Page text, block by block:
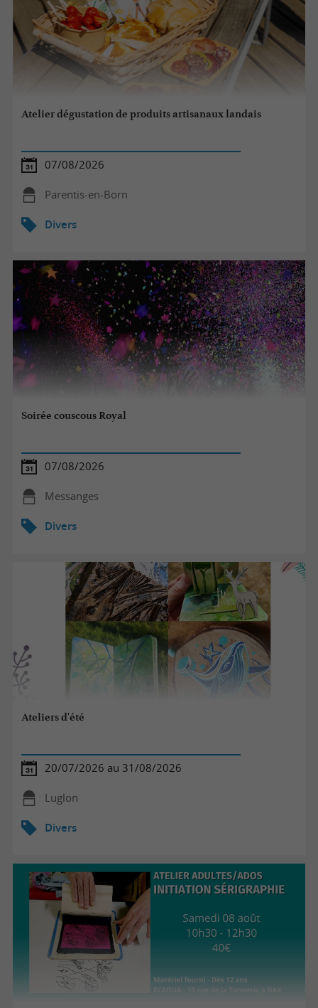
Atelier dégustation de produits artisanaux landais
07/08/2026
Parentis-en-Born
Divers
Soirée couscous Royal
07/08/2026
Messanges
Divers
Ateliers d'été
20/07/2026 au 31/08/2026
Luglon
Divers